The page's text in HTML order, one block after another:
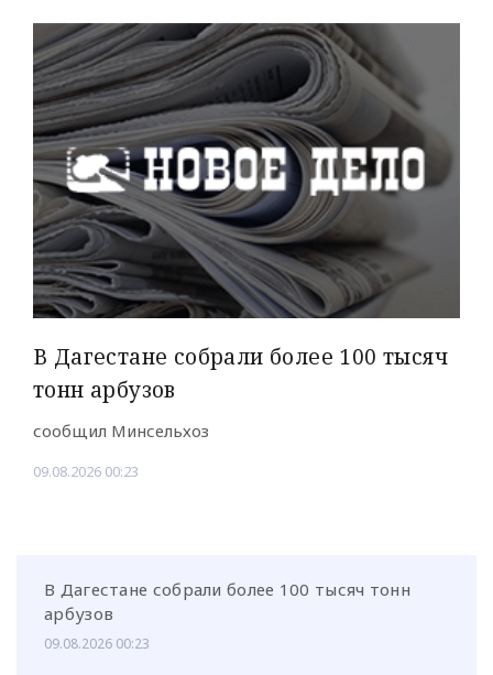
В Дагестане собрали более 100 тысяч
тонн арбузов
сообщил Минсельхоз
09.08.2026 00:23
В Дагестане собрали более 100 тысяч тонн
арбузов
09.08.2026 00:23